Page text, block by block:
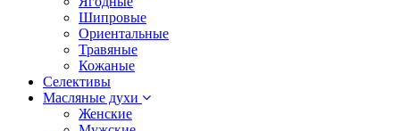
Шипровые
Ориентальные
Травяные
Кожаные
Селективы
Масляные духи
Женские